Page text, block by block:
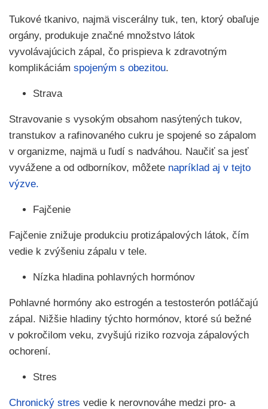
Tukové tkanivo, najmä viscerálny tuk, ten, ktorý obaľuje
orgány, produkuje značné množstvo látok
vyvolávajúcich zápal, čo prispieva k zdravotným
komplikáciám spojeným s obezitou.
Strava
Stravovanie s vysokým obsahom nasýtených tukov,
transtukov a rafinovaného cukru je spojené so zápalom
v organizme, najmä u ľudí s nadváhou. Naučiť sa jesť
vyvážene a od odborníkov, môžete napríklad aj v tejto
výzve.
Fajčenie
Fajčenie znižuje produkciu protizápalových látok, čím
vedie k zvýšeniu zápalu v tele.
Nízka hladina pohlavných hormónov
Pohlavné hormóny ako estrogén a testosterón potláčajú
zápal. Nižšie hladiny týchto hormónov, ktoré sú bežné
v pokročilom veku, zvyšujú riziko rozvoja zápalových
ochorení.
Stres
Chronický stres vedie k nerovnováhe medzi pro- a